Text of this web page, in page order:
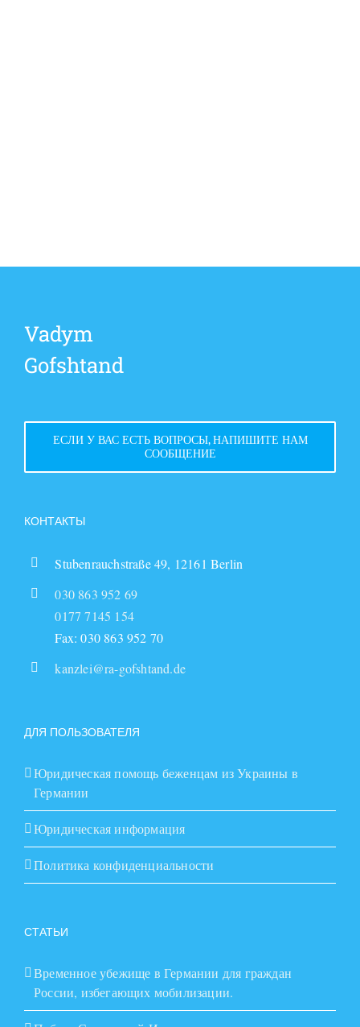
Vadym
Gofshtand
ЕСЛИ У ВАС ЕСТЬ ВОПРОСЫ, НАПИШИТЕ НАМ
СООБЩЕНИЕ
КОНТАКТЫ
Stubenrauchstraße 49, 12161 Berlin
030 863 952 69
0177 7145 154
Fax: 030 863 952 70
kanzlei@ra-gofshtand.de
ДЛЯ ПОЛЬЗОВАТЕЛЯ
Юридическая помощь беженцам из Украины в
Германии
Юридическая информация
Политика конфиденциальности
СТАТЬИ
Временное убежище в Германии для граждан
России, избегающих мобилизации.